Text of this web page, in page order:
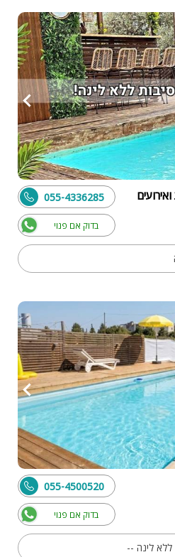
בדוק אם פנוי
055-4336285
בדוק אם פנוי
055-4500520
ללא לינה --